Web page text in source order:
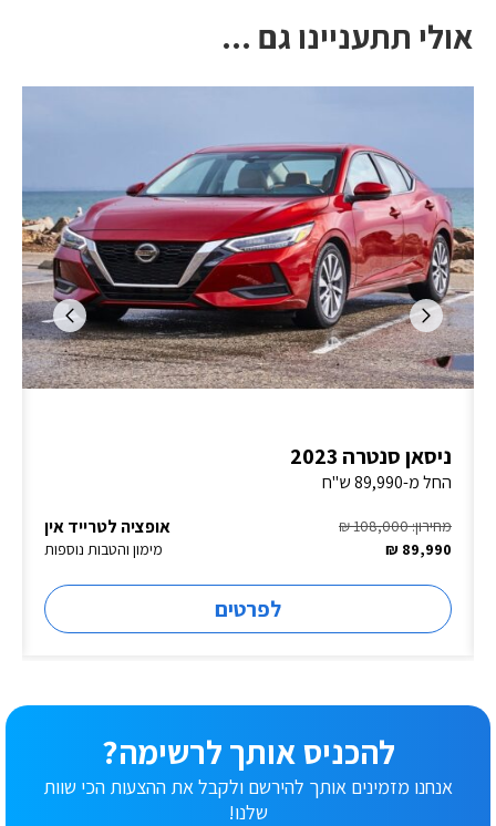
אולי תתעניינו גם ...
ניסאן סנטרה 2023
החל מ-89,990 ש"ח
אופציה לטרייד אין
מחירון: 108,000 ₪
מימון והטבות נוספות
89,990 ₪
לפרטים
להכניס אותך לרשימה?
אנחנו מזמינים אותך להירשם ולקבל את ההצעות הכי שוות
שלנו!